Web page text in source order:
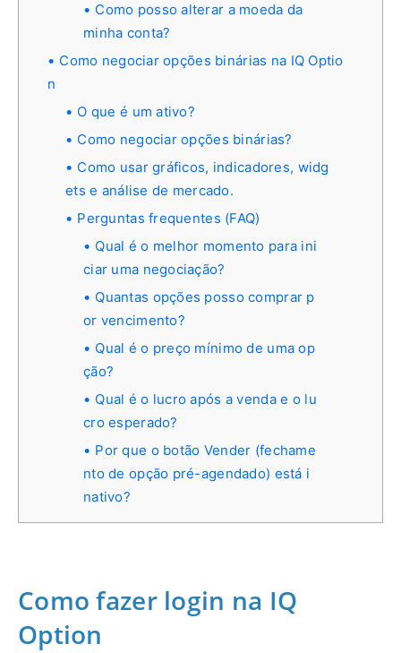
Como posso alterar a moeda da
minha conta?
Como negociar opções binárias na IQ Optio
n
O que é um ativo?
Como negociar opções binárias?
Como usar gráficos, indicadores, widg
ets e análise de mercado.
Perguntas frequentes (FAQ)
Qual é o melhor momento para ini
ciar uma negociação?
Quantas opções posso comprar p
or vencimento?
Qual é o preço mínimo de uma op
ção?
Qual é o lucro após a venda e o lu
cro esperado?
Por que o botão Vender (fechame
nto de opção pré-agendado) está i
nativo?
Como fazer login na IQ
Option